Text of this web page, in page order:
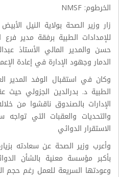
الخرطوم: NMSF
زار وزير الصحة بولاية النيل
للإمدادات الطبية برفقة مدير
حسن والمدير المالي الأستاذ
الدمار وجهود الإدارة في إعادة
وكان في استقبال الوفد المدير
الطبية د. بدرالدين الجزولي
الإدارات بالصندوق ناقشوا من
والتحديات والعقبات التي
الاستقرار الدوائي
وأعرب وزير الصحة عن سعادته
بأكبر مؤسسة معنية بالشأن
وعودتها السريعة للعمل رغم حجم